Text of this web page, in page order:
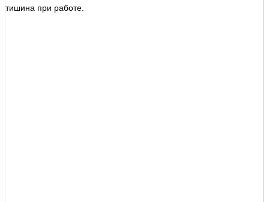
тишина при работе.